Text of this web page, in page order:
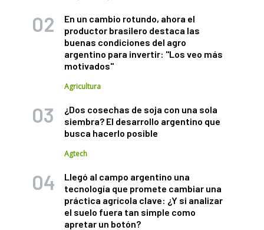
En un cambio rotundo, ahora el
productor brasilero destaca las
buenas condiciones del agro
argentino para invertir: "Los veo más
motivados"
Agricultura
¿Dos cosechas de soja con una sola
siembra? El desarrollo argentino que
busca hacerlo posible
Agtech
Llegó al campo argentino una
tecnología que promete cambiar una
práctica agrícola clave: ¿Y si analizar
el suelo fuera tan simple como
apretar un botón?